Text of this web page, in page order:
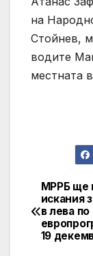
на
Стойнев,
водите
местната
Post
МРРБ ще
искания
в лева по
19